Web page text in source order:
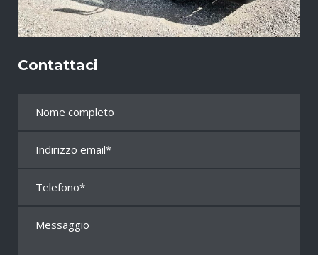
Contattaci